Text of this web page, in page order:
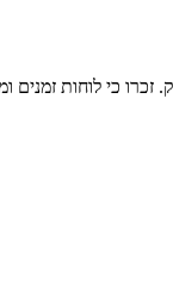
זכרו כי לוחות